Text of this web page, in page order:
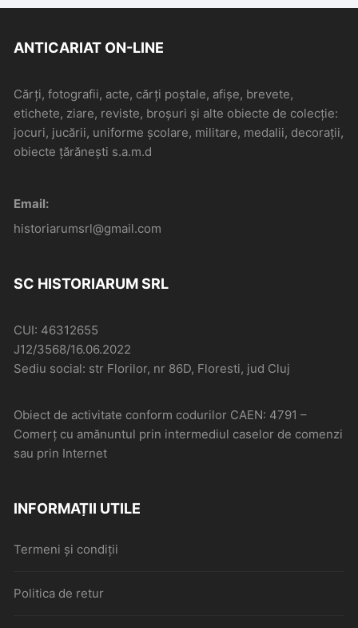
ANTICARIAT ON-LINE
Cărți, fotografii, acte, cărți poștale, afișe, brevete,
etichete, ziare, reviste, broșuri și alte obiecte de colecție:
jocuri, jucării, uniforme școlare, militare, medalii, decorații,
obiecte țărănești s.a.m.d
Email:
historiarumsrl@gmail.com
SC HISTORIARUM SRL
CUI: 46312655
J12/3568/16.06.2022
Sediu social: str Florilor, nr 86D, Floresti, jud Cluj
Obiect de activitate conform codurilor CAEN: 4791 –
Comerţ cu amănuntul prin intermediul caselor de comenzi
sau prin Internet
INFORMAȚII UTILE
Termeni și condiții
Politica de retur